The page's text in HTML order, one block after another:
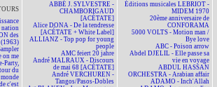
nation
des
on me
Party,
du
monde
c'est
ABBÉ J. SYLVESTRE -
CHAMBORIGAUD
[ACÉTATE]
Alice DONA - De la tendresse
[ACÉTATE + White Label]
ALLIANZ - Top pop for young
people
AMC feiert 20 jahre
André MALRAUX - Discours
de mai 68 [ACÉTATE]
André VERCHUREN -
Tangos/Pasos-Dobles
Éditions musicales LEBRIOT -
MIDEM 1970
20ème anniversaire de
CONFORAMA
5000 VOLTS - Motion man /
Bye love
ABC - Poison arrow
Abdel DJELIL - Elle passe sa
vie en voyage
ABDUL HASSAN
ORCHESTRA - Arabian affair
ADAMO - Inch'Allah